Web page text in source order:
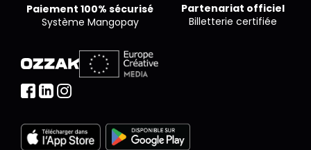
Paiement 100% sécurisé
Système Mangopay
Partenariat officiel
Billetterie certifiée